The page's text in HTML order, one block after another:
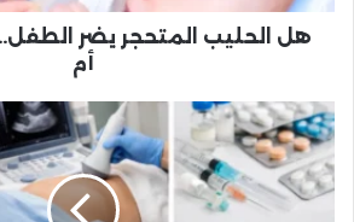
هل الحليب المتحجر يضر
أم